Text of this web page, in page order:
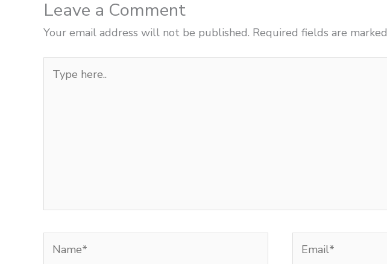
Leave a Comment
Your email address will not be published. Required fields are marked
here..